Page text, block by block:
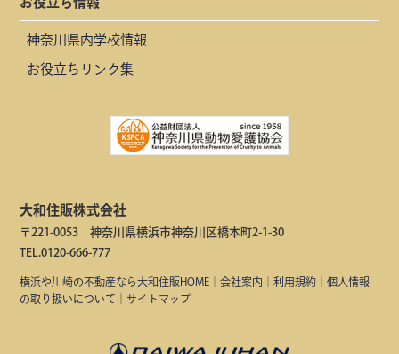
神奈川県内学校情報
お役立ちリンク集
大和住販株式会社
〒221-0053 神奈川県横浜市神奈川区橋本町2-1-30
TEL.0120-666-777
横浜や川崎の不動産なら大和住販HOME ｜会社案内 ｜利用規約 ｜個人情報
の取り扱いについて
サイトマップ